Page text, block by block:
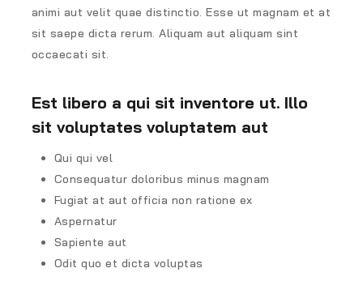
animi aut velit quae distinctio. Esse ut magnam et at
sit saepe dicta rerum. Aliquam aut aliquam sint
occaecati sit.
Est libero a qui sit inventore ut. Illo
sit voluptates voluptatem aut
Qui qui vel
Consequatur doloribus minus magnam
Fugiat at aut officia non ratione ex
Aspernatur
Sapiente aut
Odit quo et dicta voluptas